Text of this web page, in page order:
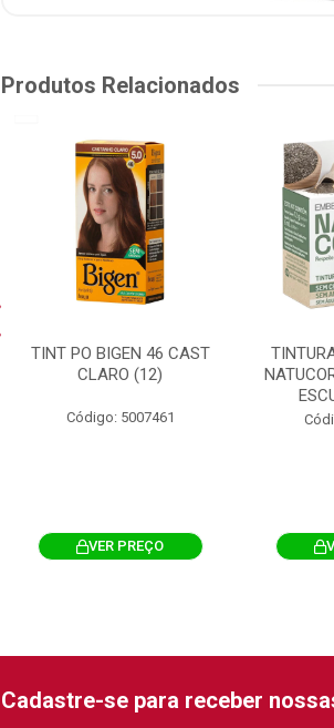
Produtos Relacionados
TINT PO BIGEN 46 CAST
CLARO (12)
Código: 5007461
VER PREÇO
Cadastre-se para receber